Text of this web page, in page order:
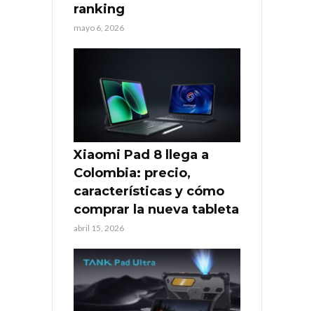
ranking
mayo 6, 2026
Xiaomi Pad 8 llega a
Colombia: precio,
características y cómo
comprar la nueva tableta
abril 15, 2026